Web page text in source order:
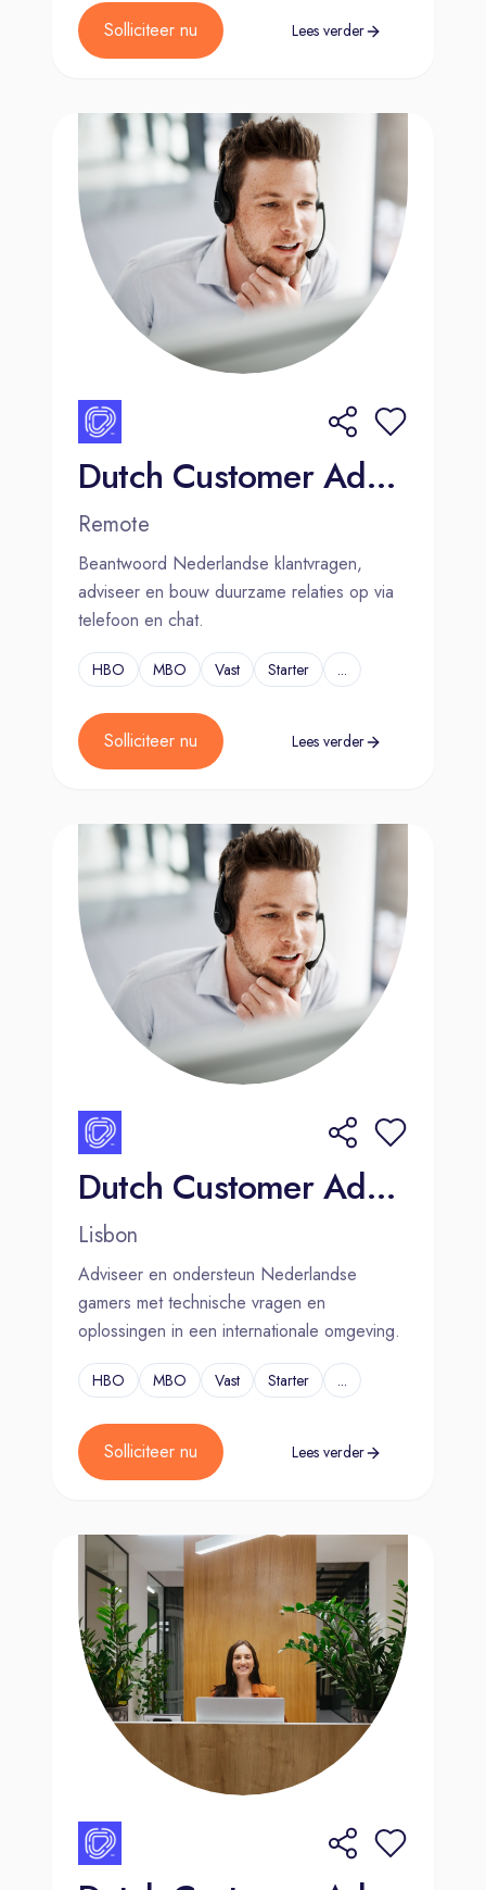
Solliciteer nu Lees verder
Dutch Customer Advisor for Global Casualwear Brand
Remote
Beantwoord Nederlandse klantvragen,
adviseer en bouw duurzame relaties op via
telefoon en chat.
HBO MBO Vast Starter ...
Solliciteer nu Lees verder
Dutch Customer Advisor for a Video Game Brand- Signing bonus
Lisbon
Adviseer en ondersteun Nederlandse
gamers met technische vragen en
oplossingen in een internationale omgeving.
HBO MBO Vast Starter ...
Solliciteer nu Lees verder